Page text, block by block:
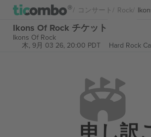
コンサート Rock
Ikons Of Rock チケット
Ikons Of Rock
木, 9月 03 26, 20:00 PDT
Hard Rock